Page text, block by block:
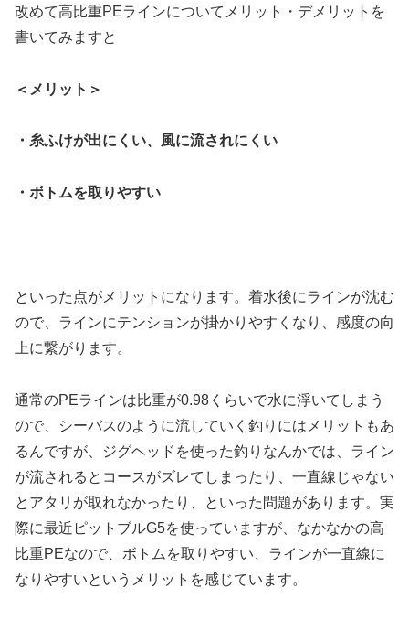
改めて高比重PEラインについてメリット・デメリットを
書いてみますと
＜メリット＞
・糸ふけが出にくい、風に流されにくい
・ボトムを取りやすい
といった点がメリットになります。着水後にラインが沈む
ので、ラインにテンションが掛かりやすくなり、感度の向
上に繋がります。
通常のPEラインは比重が0.98くらいで水に浮いてしまう
ので、シーバスのように流していく釣りにはメリットもあ
るんですが、ジグヘッドを使った釣りなんかでは、ライン
が流されるとコースがズレてしまったり、一直線じゃない
とアタリが取れなかったり、といった問題があります。実
際に最近ピットブルG5を使っていますが、なかなかの高
比重PEなので、ボトムを取りやすい、ラインが一直線に
なりやすいというメリットを感じています。